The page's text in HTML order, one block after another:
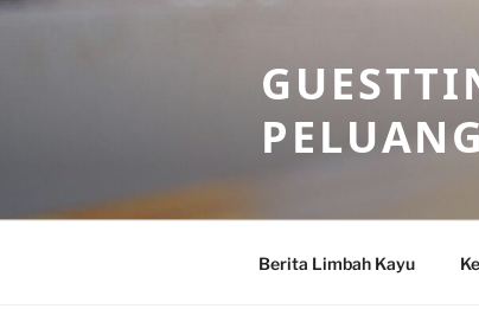
Skip
Berita Limbah Kayu